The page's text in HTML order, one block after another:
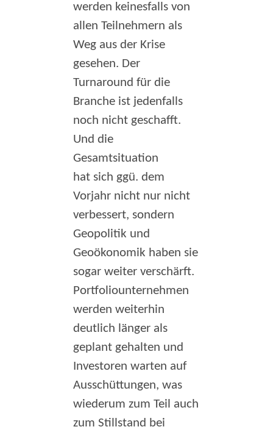
werden keinesfalls von
allen Teilnehmern als
Weg aus der Krise
gesehen. Der
Turnaround für die
Branche ist jedenfalls
noch nicht geschafft.
Und die
Gesamtsituation
hat sich ggü. dem
Vorjahr nicht nur nicht
verbessert, sondern
Geopolitik und
Geoökonomik haben sie
sogar weiter verschärft.
Portfoliounternehmen
werden weiterhin
deutlich länger als
geplant gehalten und
Investoren warten auf
Ausschüttungen, was
wiederum zum Teil auch
zum Stillstand bei